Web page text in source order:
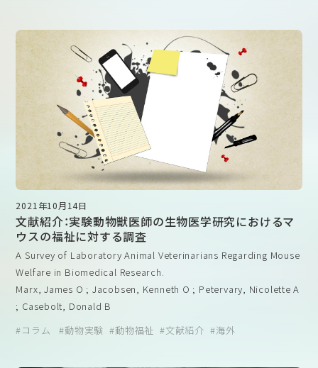
がありますが、そちらの報告によると神奈川県と東京都の5つのペ
ットショップに由来する28匹のマウスを検査したところ、以下の
ような結果（検出率）が得られたとのことです。
上記論文から引用
このようにペットショップごとにその検出率は異なるものの、多
くの動物が微生物汚染を受けていることが分かりました。なお、
人獣共通感染症を引き起こす病原体は検出されませんでしたが、
動物に影響を及ぼす病原体は複数のペットショップから検出され
ています。これらの病原体は一般に飼育されている状態では特に
問題がないことも多いのですが、動物実験に用いる際には状況が
変わってきます。冒頭でも述べましたが、実験動物は余計なノイ
ズを排除する必要があります。「再現性」は動物実験において最も
重要な一つの要素ですが、動物によって病原体を持っていたり持
っていなかったりすると、動物の状態が安定せず、試験結果の信頼
性に影響する場合があります。また、このことによって実験に用
いる動物の数が多くなってしまうことは避けるべきです。
1 2
2021年10月14日
文献紹介：実験動物獣医師の生物医学研究におけるマ
ウスの福祉に対する調査
A Survey of Laboratory Animal Veterinarians Regarding Mouse
Welfare in Biomedical Research.
Marx, James O ; Jacobsen, Kenneth O ; Petervary, Nicolette A
; Casebolt, Donald B
JAALAS, Volume 60, Number 2, March 2021, pp. 139-145(7)
コラム 動物実験 動物福祉 文献紹介 海外